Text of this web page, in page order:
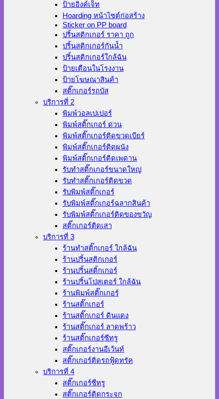
ป้ายอิงค์เจ็ท
Hoarding หน้าไซต์ก่อสร้าง
Sticker on PP board
ปริ้นสติกเกอร์ ราคา ถูก
ปริ้นสติกเกอร์กันน้ำ
ปริ้นสติกเกอร์ใกล้ฉัน
ป้ายเตือนในโรงงาน
ป้ายโฆษณาสินค้า
สติ๊กเกอร์รถบัส
บริการที่ 2
พิมพ์วอลเปเปอร์
พิมพ์สติ๊กเกอร์ ด่วน
พิมพ์สติ๊กเกอร์ติดขวดเบียร์
พิมพ์สติ๊กเกอร์ติดผนัง
พิมพ์สติ๊กเกอร์ติดเพดาน
รับทำสติ๊กเกอร์ขนาดใหญ่
รับทำสติ๊กเกอร์ติดขวด
รับพิมพ์สติ๊กเกอร์
รับพิมพ์สติ๊กเกอร์ฉลากสินค้า
รับพิมพ์สติ๊กเกอร์ติดของขวัญ
สติ๊กเกอร์ติดเสา
บริการที่ 3
ร้านทําสติ๊กเกอร์ ใกล้ฉัน
ร้านปริ้นสติกเกอร์
ร้านปริ้นสติ้กเกอร์
ร้านปริ้นโปสเตอร์ ใกล้ฉัน
ร้านพิมพ์สติ๊กเกอร์
ร้านสติ๊กเกอร์
ร้านสติ๊กเกอร์ ดินแดง
ร้านสติ๊กเกอร์ ลาดพร้าว
ร้านสติ๊กเกอร์ซีทรู
สติ๊กเกอร์งานอีเว้นท์
สติ๊กเกอร์ติดรถฟู้ดทรัค
บริการที่ 4
สติ๊กเกอร์ซีทรู
สติ๊กเกอร์ติดกระจก